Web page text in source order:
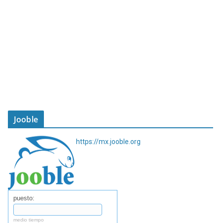
Jooble
https://mx.jooble.org
puesto:
medio tiempo